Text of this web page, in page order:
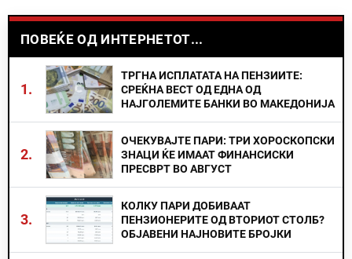
ПОВЕЌЕ ОД ИНТЕРНЕТОТ...
1.
ТРГНА ИСПЛАТАТА НА ПЕНЗИИТЕ:
СРЕЌНА ВЕСТ ОД ЕДНА ОД
НАЈГОЛЕМИТЕ БАНКИ ВО МАКЕДОНИЈА
2.
ОЧЕКУВАЈТЕ ПАРИ: ТРИ ХОРОСКОПСКИ
ЗНАЦИ ЌЕ ИМААТ ФИНАНСИСКИ
ПРЕСВРТ ВО АВГУСТ
3.
КОЛКУ ПАРИ ДОБИВААТ
ПЕНЗИОНЕРИТЕ ОД ВТОРИОТ СТОЛБ?
ОБЈАВЕНИ НАЈНОВИТЕ БРОЈКИ